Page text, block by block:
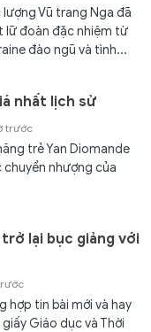
Vũ trang Nga đã
lữ đoàn đặc nhiệm từ
đào ngũ và tình...
nhất lịch sử
trước
trẻ Yan Diomande
chuyển nhượng của
lại bục giảng với
hợp tin bài mới và hay
Giáo dục và Thời